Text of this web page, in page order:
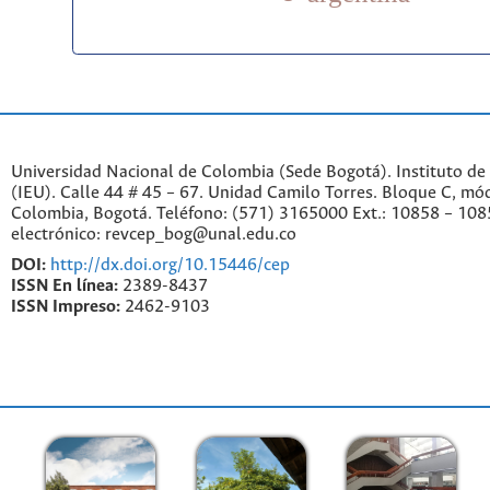
Universidad Nacional de Colombia (Sede Bogotá). Instituto
(IEU). Calle 44 # 45 – 67. Unidad Camilo Torres. Bloque C,
Colombia, Bogotá. Teléfono: (571) 3165000 Ext.: 10858 –
electrónico: revcep_bog@unal.edu.co
DOI: http://dx.doi.org/10.15446/cep
ISSN En línea: 2389-8437
ISSN Impreso: 2462-9103